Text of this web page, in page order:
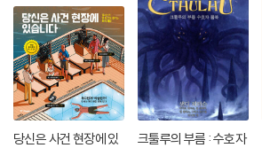
당신은 사건 현장에 있
크툴루의 부름 : 수호자